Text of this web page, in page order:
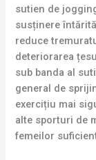
sutien de
susținere
reduce
deteriorarea
sub banda al
general de
exercițiu mai
alte sporturi de
femeilor